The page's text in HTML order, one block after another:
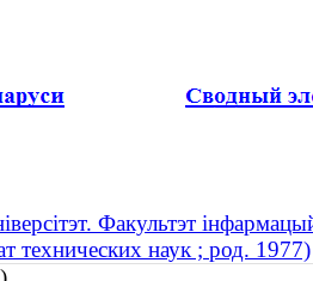
Факультэт
технических наук ; род. 1977)